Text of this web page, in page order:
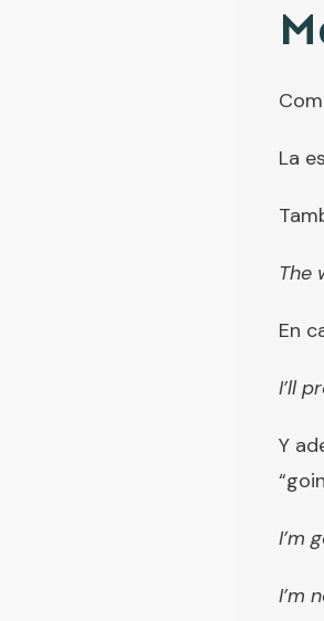
La
The
En
I’ll
Y
I’m
I’m